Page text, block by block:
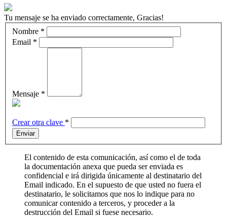
Tu mensaje se ha enviado correctamente, Gracias!
Nombre *
Email *
Mensaje *
Crear otra clave *
Enviar
El contenido de esta comunicación, así como el de toda
la documentación anexa que pueda ser enviada es
confidencial e irá dirigida únicamente al destinatario del
Email indicado. En el supuesto de que usted no fuera el
destinatario, le solicitamos que nos lo indique para no
comunicar contenido a terceros, y proceder a la
destrucción del Email si fuese necesario.